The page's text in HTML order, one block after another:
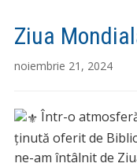
Ziua
noiembrie 21, 2024
Într-o
ținută oferit de
ne-am întâlnit de